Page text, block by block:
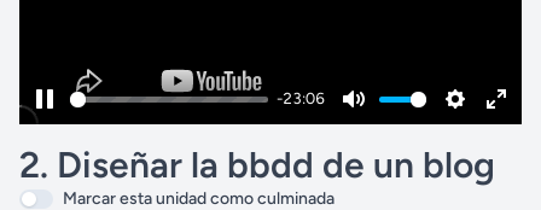
P
-23:06
M
u
S
e
E
2. Diseñar la bbdd de un blog
Marcar esta unidad como culminada